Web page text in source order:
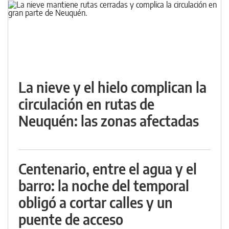
La nieve y el hielo complican la
circulación en rutas de
Neuquén: las zonas afectadas
Centenario, entre el agua y el
barro: la noche del temporal
obligó a cortar calles y un
puente de acceso